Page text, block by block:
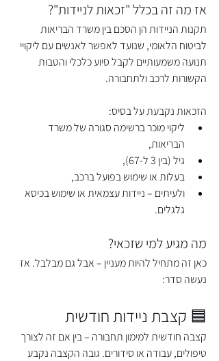
אז מה זה בכלל "זכאות לניידות"?
תקנות הניידות הן הסכם בין משרד הבריאות
לביטוח הלאומי, שנועד לאפשר לאנשים עם ליקויי
תנועה משמעותיים לקבל סיוע כלכלי והטבות
הקשורות לרכב ולתחבורה.
הזכאות נקבעת על בסיס:
ליקוי מוכר ברשימה סגורה של משרד
הבריאות,
גיל (בין 3 ל-67),
בעלות או שימוש בפועל ברכב,
ולעיתים – ניידות עצמאית או שימוש בכיסא
גלגלים.
מה מגיע למי שזכאי?
כאן זה מתחיל להיות מעניין – אבל גם מבלבל. אז
נעשה סדר:
🟦 קצבת ניידות חודשית
קצבה חודשית למימון תחבורה – בין אם זה לצורך
טיפולים, עבודה או סידורים. גובה הקצבה נקבע